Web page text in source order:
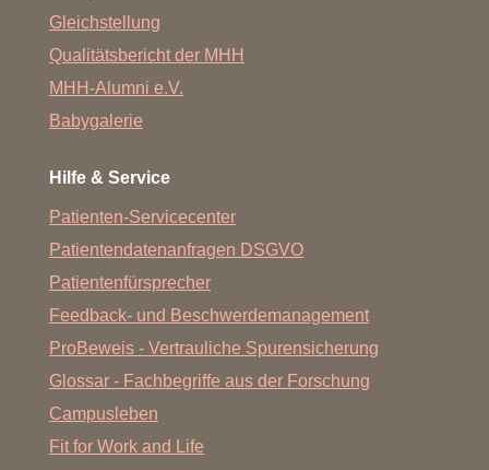
Gleichstellung
Qualitätsbericht der MHH
MHH-Alumni e.V.
Babygalerie
Hilfe & Service
Patienten-Servicecenter
Patientendatenanfragen DSGVO
Patientenfürsprecher
Feedback- und Beschwerdemanagement
ProBeweis - Vertrauliche Spurensicherung
Glossar - Fachbegriffe aus der Forschung
Campusleben
Fit for Work and Life